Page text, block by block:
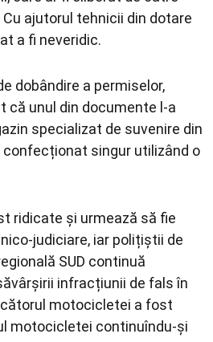
ajutorul tehnicii din dotare
a fi neveridic.
dobândire a permiselor,
că unul din documente l-a
specializat de suvenire din
confecționat singur utilizând o
ridicate și urmează să fie
judiciare, iar polițiștii de
SUD continuă
infracțiunii de fals în
motocicletei a fost
motocicletei continuîndu-și